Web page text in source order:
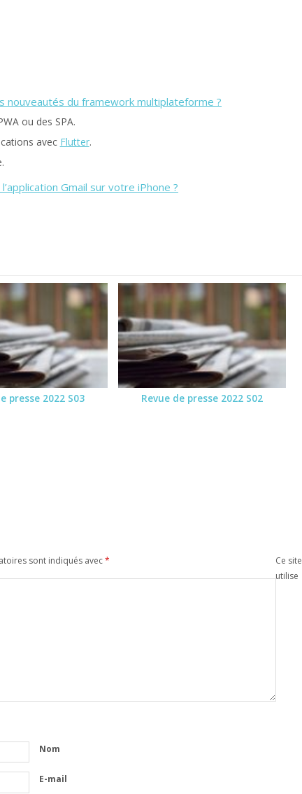
nouveautés du framework multiplateforme ?
ou des SPA.
avec Flutter.
Gmail sur votre iPhone ?
presse 2022 S03 Revue de presse 2022 S02
sont indiqués avec*
Nom
E-mail
Ce site
utilise